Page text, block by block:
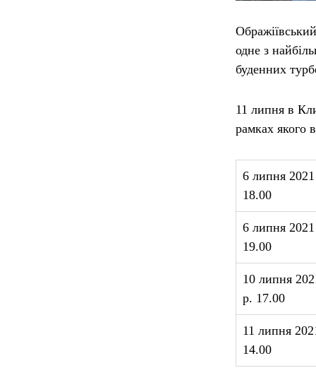
одне з
буденних
11 липня в
рамках якого
6 липня
18.00
6 липня
19.00
10 липня
р. 17.00
11 липня
14.00